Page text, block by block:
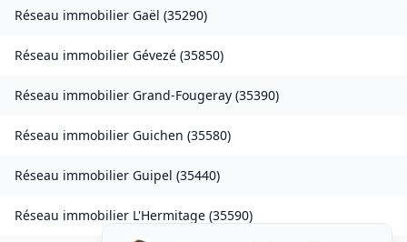
Réseau immobilier Gaël (35290)
Réseau immobilier Gévezé (35850)
Réseau immobilier Grand-Fougeray (35390)
Réseau immobilier Guichen (35580)
Réseau immobilier Guipel (35440)
Réseau immobilier L'Hermitage (35590)